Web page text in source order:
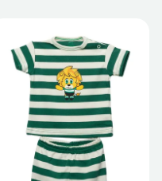
0/3M 3/6M 6/9M
9/12M 12/18M 18/24M
26/36M